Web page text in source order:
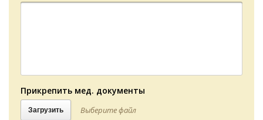
Прикрепить мед. документы
Загрузить Выберите файл